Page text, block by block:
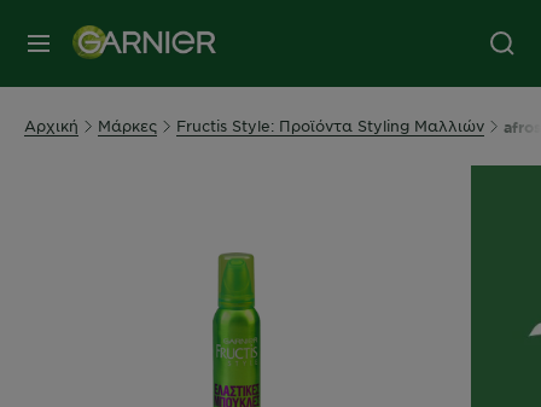
MENU
Αρχική Μάρκες Fructis Style: Προϊόντα Styling Μαλλιών